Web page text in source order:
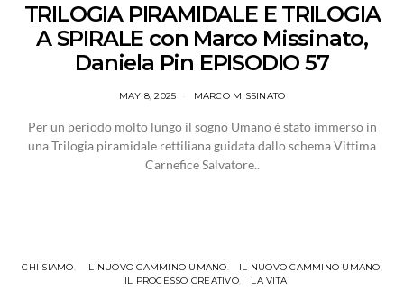
TRILOGIA PIRAMIDALE E TRILOGIA
A SPIRALE con Marco Missinato,
Daniela Pin EPISODIO 57
MAY 8, 2025 MARCO MISSINATO
Per un periodo molto lungo il sogno Umano è stato immerso in
una Trilogia piramidale rettiliana guidata dallo schema Vittima
Carnefice Salvatore..
CHI SIAMO IL NUOVO CAMMINO UMANO
IL NUOVO CAMMINO UMANO
IL PROCESSO CREATIVO
LA VITA